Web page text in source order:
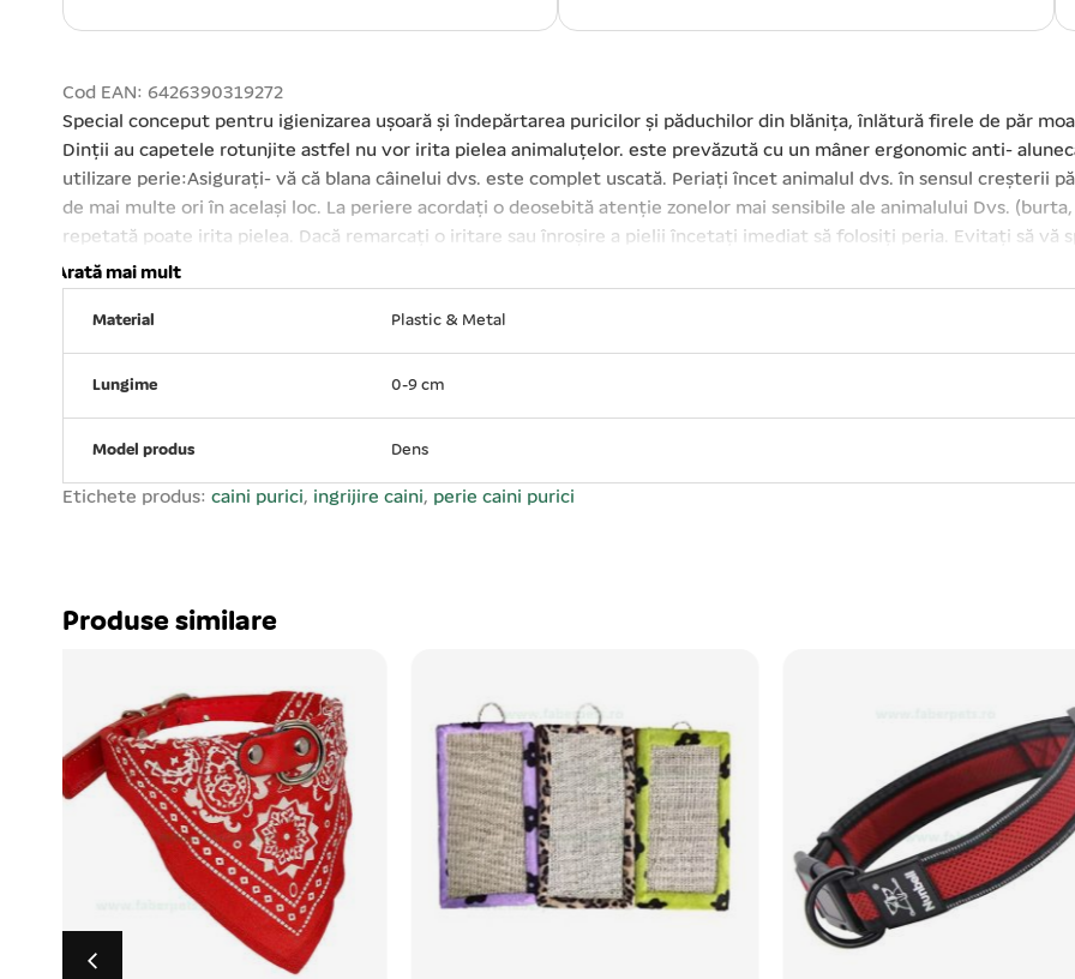
Cod EAN: 6426390319272
Special conceput pentru igienizarea ușoară și îndepărtarea puricilor și păduchilor din blănița, înlătură firele de păr
Dinții au capetele rotunjite astfel nu vor irita pielea animaluțelor. este prevăzută cu un mâner ergonomic anti-
utilizare perie:Asigurați- vă că blana câinelui dvs. este complet uscată. Periați încet animalul dvs. în sensul creșterii
de mai multe ori în același loc. La periere acordați o deosebită atenție zonelor mai sensibile ale animalului Dvs.
repetată poate irita pielea. Dacă remarcați o iritare sau înroșire a pielii încetați imediat să folosiți peria. Evitați să vă
pieptenei – 4 cm. Lungimea – 8 cm.
Arată mai mult
Material Plastic & Metal
Lungime 0-9 cm
Model produs Dens
Etichete produs: caini purici, ingrijire caini, perie caini purici
Produse similare